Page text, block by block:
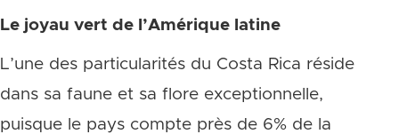
Le joyau vert de l’Amérique latine
L’une des particularités du Costa Rica réside
dans sa faune et sa flore exceptionnelle,
puisque le pays compte près de 6% de la